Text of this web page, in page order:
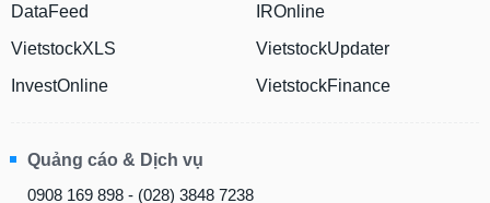
DataFeed
VietstockXLS
InvestOnline
IROnline
VietstockUpdater
VietstockFinance
Quảng cáo & Dịch vụ
0908 169 898 - (028) 3848 7238